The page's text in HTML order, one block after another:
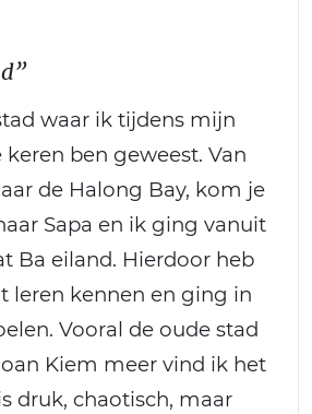
waar ik tijdens mijn
ben geweest. Van
de Halong Bay, kom je
Sapa en ik ging vanuit
Ba eiland. Hierdoor heb
leren kennen en ging in
Vooral de oude stad
Kiem meer vind ik het
druk, chaotisch, maar